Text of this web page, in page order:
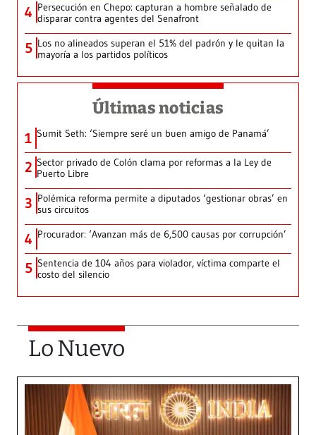
4 Persecución en Chepo: capturan a hombre señalado de
disparar contra agentes del Senafront
5 Los no alineados superan el 51% del padrón y le quitan la
mayoría a los partidos políticos
Últimas noticias
1 Sumit Seth: ‘Siempre seré un buen amigo de Panamá’
2 Sector privado de Colón clama por reformas a la Ley de
Puerto Libre
3 Polémica reforma permite a diputados ‘gestionar obras’ en
sus circuitos
4 Procurador: ‘Avanzan más de 6,500 causas por corrupción’
5 Sentencia de 104 años para violador, víctima comparte el
costo del silencio
Lo Nuevo